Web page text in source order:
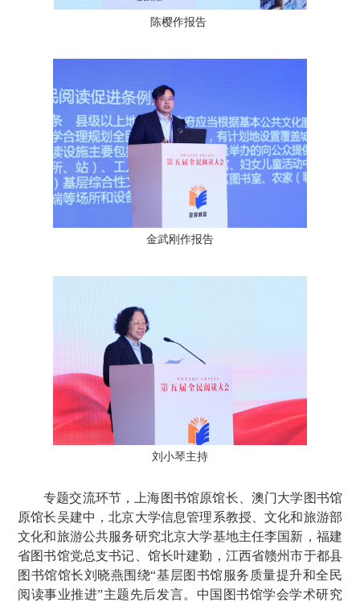
陈樱作报告
金武刚作报告
刘小琴主持
专题交流环节，上海图书馆原馆长、澳门大学图书馆
原馆长吴建中，北京大学信息管理系教授、文化和旅游部
文化和旅游公共服务研究北京大学基地主任李国新，福建
省图书馆党总支书记、馆长叶建勤，江西省赣州市于都县
图书馆馆长刘晓燕围绕“基层图书馆服务质量提升和全民
阅读事业推进”主题先后发言。中国图书馆学会学术研究